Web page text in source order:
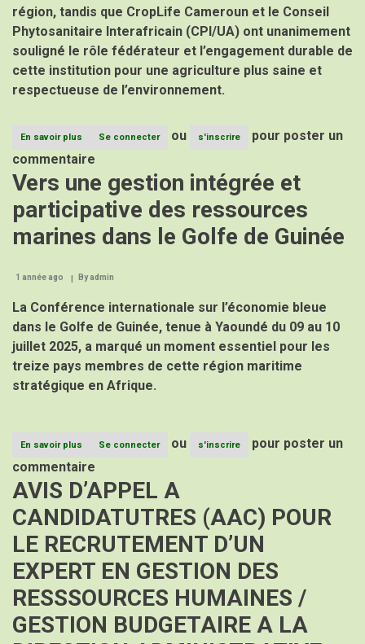
région, tandis que CropLife Cameroun et le Conseil
Phytosanitaire Interafricain (CPI/UA) ont unanimement
souligné le rôle fédérateur et l’engagement durable de
cette institution pour une agriculture plus saine et
respectueuse de l’environnement.
En savoir plus
Le
Directeur
Général
du
CPAC
à
la
40e
Générale
CropLife
:
une
remarquée
pour
sous-
Se connecter ou s'inscrire
pour poster un
commentaire
Vers une gestion intégrée et
participative des ressources
marines dans le Golfe de Guinée
1 année ago Byadmin
La Conférence internationale sur l’économie bleue
dans le Golfe de Guinée, tenue à Yaoundé du 09 au 10
juillet 2025, a marqué un moment essentiel pour les
treize pays membres de cette région maritime
stratégique en Afrique.
En savoir plus
Vers
une
gestion
intégrée
et
participative
des
ressources
marines
le
de
Se connecter ou s'inscrire
pour poster un
commentaire
AVIS D’APPEL A
CANDIDATUTRES (AAC) POUR
LE RECRUTEMENT D’UN
EXPERT EN GESTION DES
RESSSOURCES HUMAINES /
GESTION BUDGETAIRE A LA